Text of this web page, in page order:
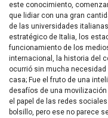
este conocimiento,
que lidiar con una gran
de las universidades
estratégico de Italia, los
funcionamiento de los
internacional, la historia del
ocurrió sin mucha
casa; Fue el fruto de una
desafíos de una
el papel de las redes
bolsillo, pero ese no parece